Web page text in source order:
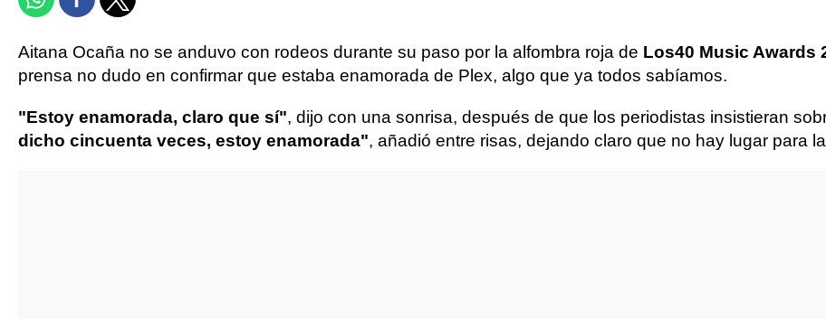
Aitana Ocaña no se anduvo con rodeos durante su paso por la alfombra roja de Los40 Music Awards
prensa no dudo en confirmar que estaba enamorada de Plex, algo que ya todos sabíamos.
"Estoy enamorada, claro que sí", dijo con una sonrisa, después de que los periodistas insistieran
dicho cincuenta veces, estoy enamorada", añadió entre risas, dejando claro que no hay lugar para